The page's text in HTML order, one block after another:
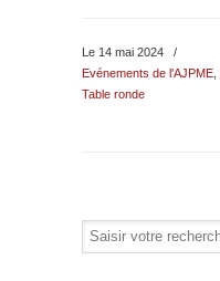
Le 14 mai 2024
/
Evénements de l'AJPME
Table ronde